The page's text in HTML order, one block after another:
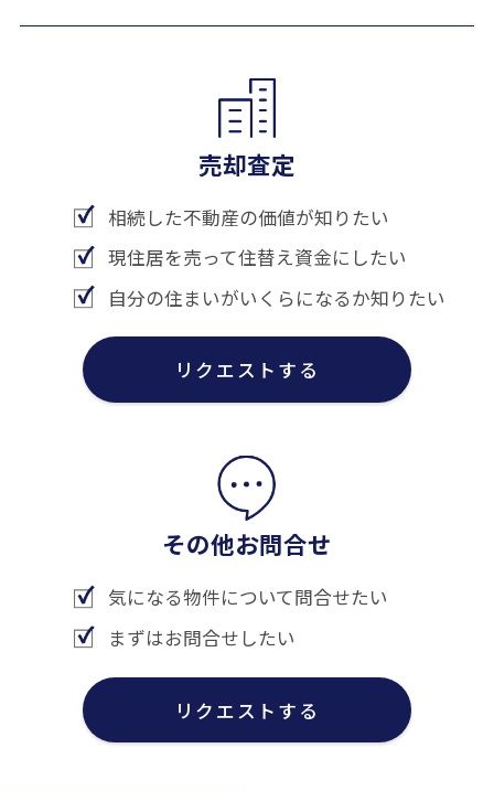
売却査定
相続した不動産の価値が知りたい
現住居を売って住替え資金にしたい
自分の住まいがいくらになるか知りたい
リクエストする
その他お問合せ
気になる物件について問合せたい
まずはお問合せしたい
リクエストする